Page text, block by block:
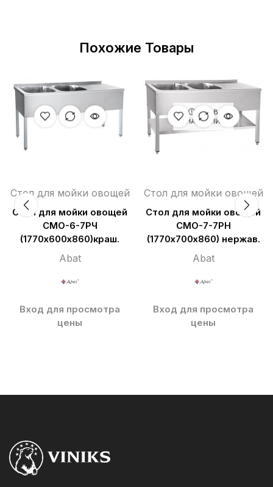
Похожие Товары
Стол для мойки овощей
Стол для мойки овощей
СМО-6-7РЧ
(1770х600х860)краш.
Abat
Вход для просмотра
цены
НЕТ В
НАЛИЧИИ
Стол для мойки овощей
Стол для мойки овощей
СМО-7-7РН
(1770х700х860) нержав.
Abat
Вход для просмотра
цены